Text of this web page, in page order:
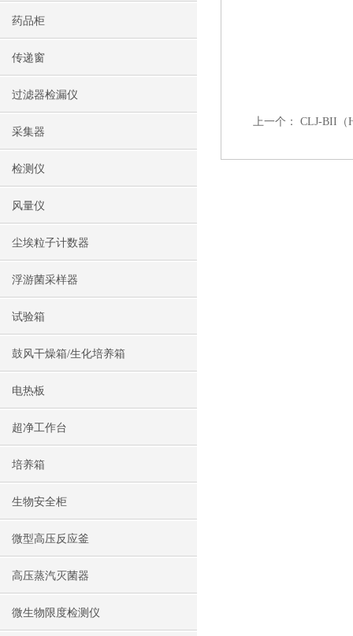
药品柜
传递窗
过滤器检漏仪
采集器
检测仪
风量仪
尘埃粒子计数器
浮游菌采样器
试验箱
鼓风干燥箱/生化培养箱
电热板
超净工作台
培养箱
生物安全柜
微型高压反应釜
高压蒸汽灭菌器
微生物限度检测仪
上一个： CLJ-BII（